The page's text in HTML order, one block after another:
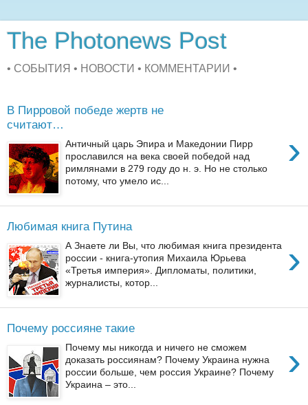
The Photonews Post
• СОБЫТИЯ • НОВОСТИ • КОММЕНТАРИИ •
В Пирровой победе жертв не
считают…
›
Античный царь Эпира и Македонии Пирр
прославился на века своей победой над
римлянами в 279 году до н. э. Но не столько
потому, что умело ис...
Любимая книга Путина
›
А Знаете ли Вы, что любимая книга президента
россии - книга-утопия Михаила Юрьева
«Третья империя». Дипломаты, политики,
журналисты, котор...
Почему россияне такие
›
Почему мы никогда и ничего не сможем
доказать россиянам? Почему Украина нужна
россии больше, чем россия Украине? Почему
Украина – это...